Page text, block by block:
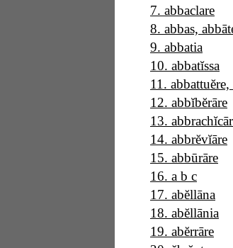
7. abbaclare
8. abbas,
9. abbatia
10. abbatĭssa
11 . abbattuĕre,
12. abbĭbĕrāre
13.
14. abbrĕvĭāre
15. abbūrāre
16. a b c
17. abĕllāna
18. abĕllānia
19. abĕrrāre